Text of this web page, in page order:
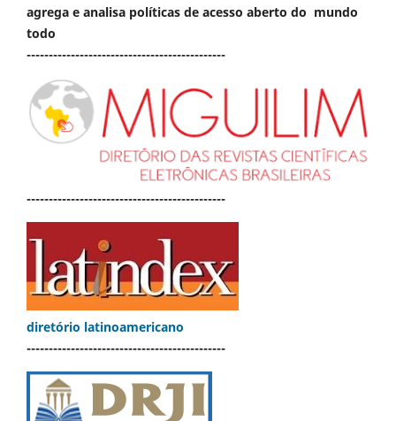
agrega e analisa políticas de acesso aberto do mundo
todo
---------------------------------------------
---------------------------------------------
diretório latinoamericano
---------------------------------------------